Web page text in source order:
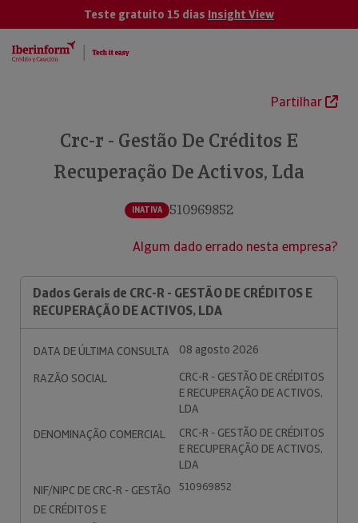
Teste gratuito 15 dias Insight View
Partilhar
Crc-r - Gestão De Créditos E
Recuperação De Activos, Lda
INATIVA 510969852
Algum dado errado nesta empresa?
Dados Gerais de CRC-R - GESTÃO DE CRÉDITOS E
RECUPERAÇÃO DE ACTIVOS, LDA
DATA DE ÚLTIMA CONSULTA
08 agosto 2026
RAZÃO SOCIAL
CRC-R - GESTÃO DE CRÉDITOS
E RECUPERAÇÃO DE ACTIVOS,
LDA
DENOMINAÇÃO COMERCIAL
CRC-R - GESTÃO DE CRÉDITOS
E RECUPERAÇÃO DE ACTIVOS,
LDA
NIF/NIPC DE CRC-R - GESTÃO
DE CRÉDITOS E
510969852